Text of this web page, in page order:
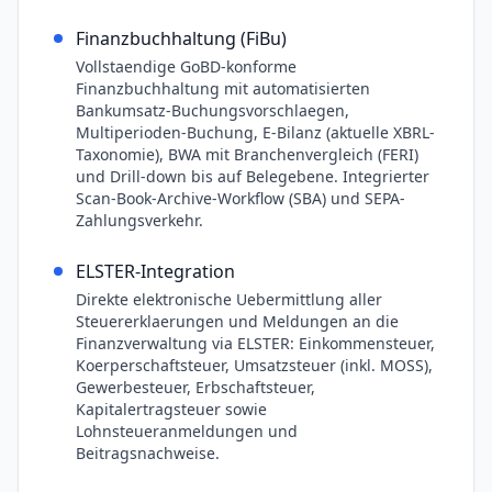
Finanzbuchhaltung (FiBu)
Vollstaendige GoBD-konforme
Finanzbuchhaltung mit automatisierten
Bankumsatz-Buchungsvorschlaegen,
Multiperioden-Buchung, E-Bilanz (aktuelle XBRL-
Taxonomie), BWA mit Branchenvergleich (FERI)
und Drill-down bis auf Belegebene. Integrierter
Scan-Book-Archive-Workflow (SBA) und SEPA-
Zahlungsverkehr.
ELSTER-Integration
Direkte elektronische Uebermittlung aller
Steuererklaerungen und Meldungen an die
Finanzverwaltung via ELSTER: Einkommensteuer,
Koerperschaftsteuer, Umsatzsteuer (inkl. MOSS),
Gewerbesteuer, Erbschaftsteuer,
Kapitalertragsteuer sowie
Lohnsteueranmeldungen und
Beitragsnachweise.